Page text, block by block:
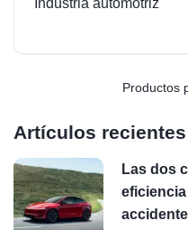
Productos
Artículos recientes
Las dos
accidente